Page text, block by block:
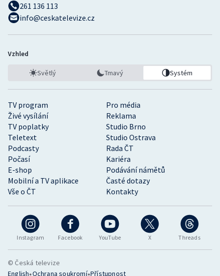
Instagram Facebook YouTube X Threads
TV program
Pro média
Živé vysílání
Reklama
TV poplatky
Studio Brno
Teletext
Studio Ostrava
Podcasty
Rada ČT
Počasí
Kariéra
E-shop
Podávání námětů
Mobilní a TV aplikace
Časté dotazy
Vše o ČT
Kontakty
261 136 113
info@ceskatelevize.cz
Vzhled
Světlý Tmavý Systém
© Česká televize
English•Ochrana soukromí•Přístupnost